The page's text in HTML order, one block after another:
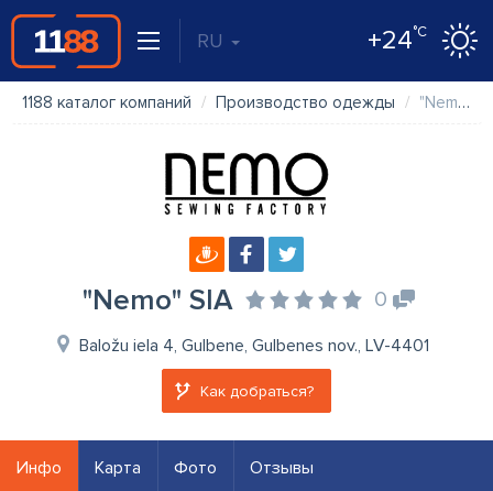
RU +24°C
1188 каталог компаний Производство одежды "Nemo" SIA
"Nemo" SIA 0
Baložu iela 4, Gulbene, Gulbenes nov., LV-4401
Как добраться?
Инфо Карта Фото Отзывы